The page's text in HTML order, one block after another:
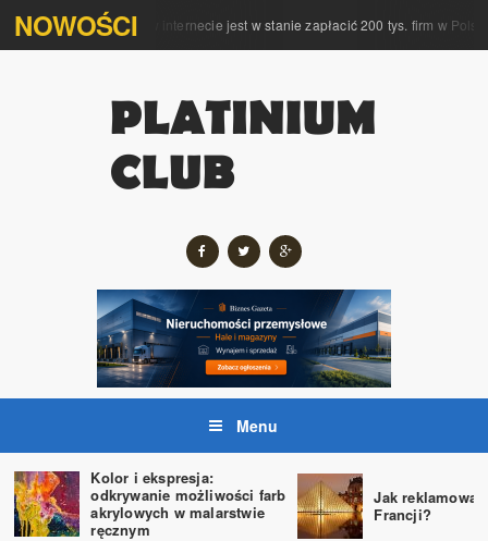
NOWOŚCI
obsługę w internecie jest w stanie zapłacić 200 tys. firm w Polsce
Menu
Kolor i ekspresja:
odkrywanie możliwości farb
akrylowych w malarstwie
ręcznym
Jak
Francji?